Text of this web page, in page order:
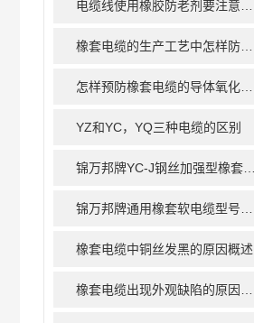
YZ和YC，YQ三种电缆的区别
橡套电缆中铜丝发黑的原因概述